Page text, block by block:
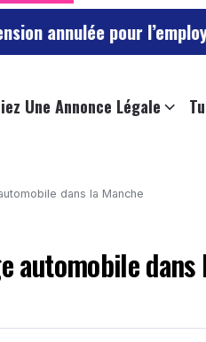
pour l’employée de
Une Annonce Légale
dans la Manche
automobile dans